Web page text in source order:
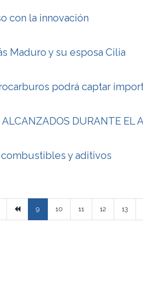
con la innovación
Maduro y su esposa Cilia
podrá captar
DURANTE EL
y aditivos
Previous
9 10 11 12 13